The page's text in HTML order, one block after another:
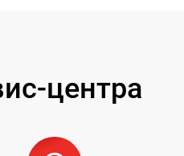
центра